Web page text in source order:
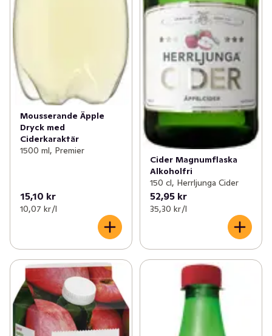
Mousserande Äpple
Dryck med
Ciderkaraktär
1500 ml, Premier
15,10 kr
10,07 kr /l
Cider Magnumflaska
Alkoholfri
150 cl, Herrljunga Cider
52,95 kr
35,30 kr /l